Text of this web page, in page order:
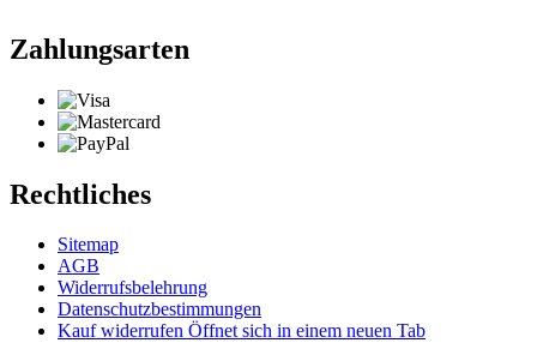
Zahlungsarten
Rechtliches
Sitemap
AGB
Widerrufsbelehrung
Datenschutzbestimmungen
Kauf widerrufen Öffnet sich in einem neuen Tab